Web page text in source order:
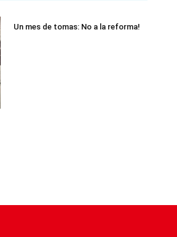
Un mes de tomas: No a la reforma!